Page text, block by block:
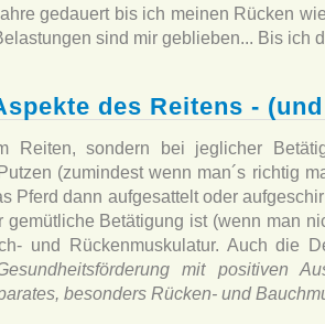
gedauert bis ich meinen Rücken
sind mir geblieben... Bis ich
des Reitens -
Reiten, sondern bei jeglicher
(zumindest wenn man´s richtig
Pferd dann aufgesattelt oder
gemütliche Betätigung ist (wenn man
und Rückenmuskulatur. Auch die
mit positiven
besonders Rücken- und